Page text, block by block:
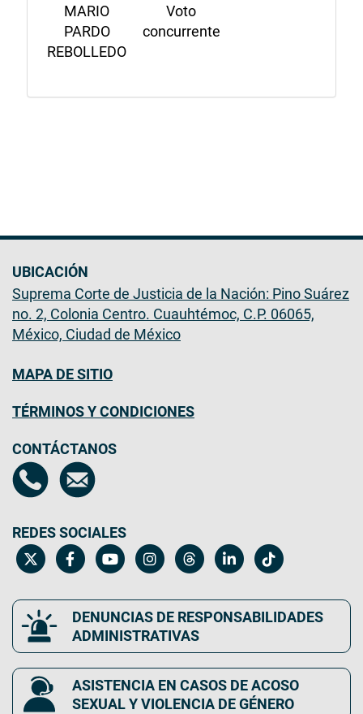
MARIO
PARDO
REBOLLEDO
Voto
concurrente
UBICACIÓN
Suprema Corte de Justicia de la Nación: Pino Suárez
no. 2, Colonia Centro. Cuauhtémoc, C.P. 06065,
México, Ciudad de México
MAPA DE SITIO
TÉRMINOS Y CONDICIONES
CONTÁCTANOS
REDES SOCIALES
DENUNCIAS DE RESPONSABILIDADES
ADMINISTRATIVAS
ASISTENCIA EN CASOS DE ACOSO
SEXUAL Y VIOLENCIA DE GÉNERO